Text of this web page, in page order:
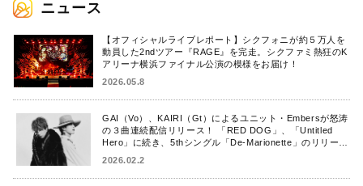
ニュース
【オフィシャルライブレポート】シクフォニが約５万人を
動員した2ndツアー『RAGE』を完走。シクファミ熱狂のK
アリーナ横浜ファイナル公演の模様をお届け！
2026.05.8
GAI（Vo）、KAIRI（Gt）によるユニット・Embersが怒涛
の３曲連続配信リリース！ 「RED DOG」、「Untitled
Hero」に続き、5thシングル「De-Marionette」のリリース
2026.02.2